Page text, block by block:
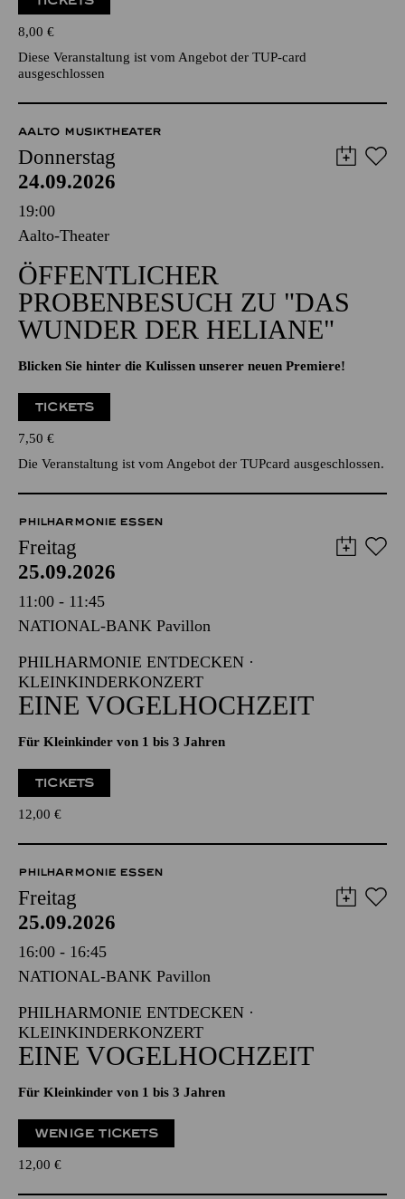
8,00 €
Diese Veranstaltung ist vom Angebot der TUP-card
ausgeschlossen
AALTO MUSIKTHEATER
Donnerstag
24.09.2026
19:00
Aalto-Theater
ÖFFENTLICHER
PROBENBESUCH ZU "DAS
WUNDER DER HELIANE"
Blicken Sie hinter die Kulissen unserer neuen Premiere!
TICKETS
7,50 €
Die Veranstaltung ist vom Angebot der TUPcard ausgeschlossen.
PHILHARMONIE ESSEN
Freitag
25.09.2026
11:00 - 11:45
NATIONAL-BANK Pavillon
PHILHARMONIE ENTDECKEN ·
KLEINKINDERKONZERT
EINE VOGELHOCHZEIT
Für Kleinkinder von 1 bis 3 Jahren
TICKETS
12,00 €
PHILHARMONIE ESSEN
Freitag
25.09.2026
16:00 - 16:45
NATIONAL-BANK Pavillon
PHILHARMONIE ENTDECKEN ·
KLEINKINDERKONZERT
EINE VOGELHOCHZEIT
Für Kleinkinder von 1 bis 3 Jahren
WENIGE TICKETS
12,00 €